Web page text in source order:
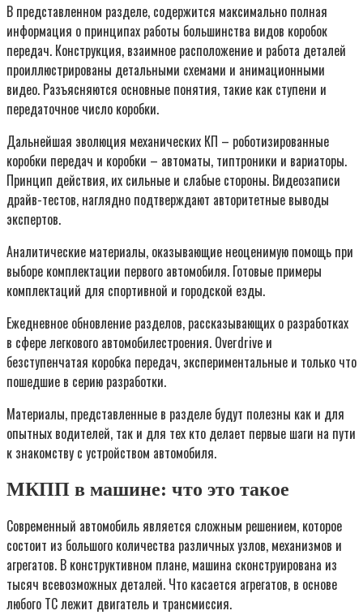
В представленном разделе, содержится максимально полная
информация о принципах работы большинства видов коробок
передач. Конструкция, взаимное расположение и работа деталей
проиллюстрированы детальными схемами и анимационными
видео. Разъясняются основные понятия, такие как ступени и
передаточное число коробки.
Дальнейшая эволюция механических КП – роботизированные
коробки передач и коробки – автоматы, типтроники и вариаторы.
Принцип действия, их сильные и слабые стороны. Видеозаписи
драйв-тестов, наглядно подтверждают авторитетные выводы
экспертов.
Аналитические материалы, оказывающие неоценимую помощь при
выборе комплектации первого автомобиля. Готовые примеры
комплектаций для спортивной и городской езды.
Ежедневное обновление разделов, рассказывающих о разработках
в сфере легкового автомобилестроения. Overdrive и
безступенчатая коробка передач, экспериментальные и только что
пошедшие в серию разработки.
Материалы, представленные в разделе будут полезны как и для
опытных водителей, так и для тех кто делает первые шаги на пути
к знакомству с устройством автомобиля.
МКПП в машине: что это такое
Современный автомобиль является сложным решением, которое
состоит из большого количества различных узлов, механизмов и
агрегатов. В конструктивном плане, машина сконструирована из
тысяч всевозможных деталей. Что касается агрегатов, в основе
любого ТС лежит двигатель и трансмиссия.